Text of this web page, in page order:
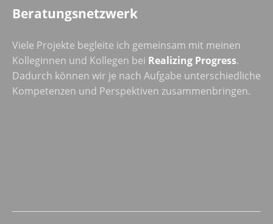
Beratungsnetzwerk
Viele Projekte begleite ich gemeinsam mit meinen
Kolleginnen und Kollegen bei Realizing Progress.
Dadurch können wir je nach Aufgabe unterschiedliche
Kompetenzen und Perspektiven zusammenbringen.